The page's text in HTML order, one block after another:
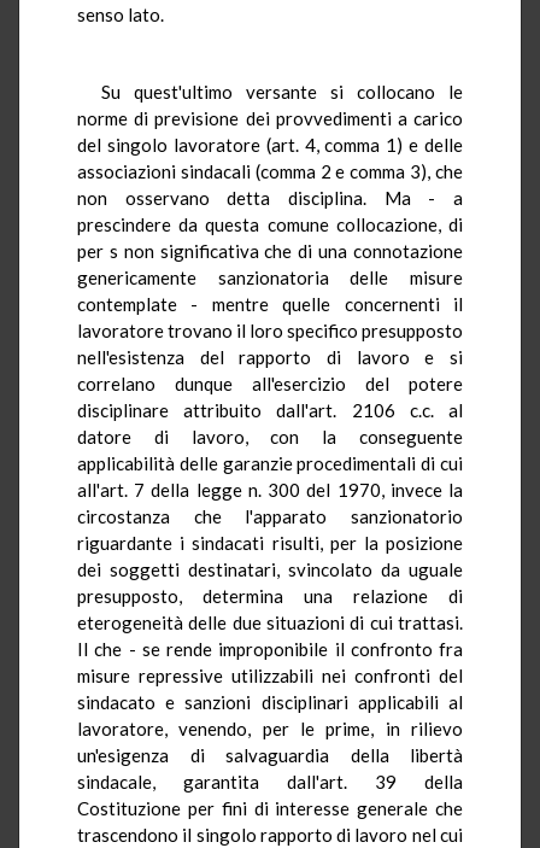
senso lato.
Su quest'ultimo versante si collocano le
norme di previsione dei provvedimenti a carico
del singolo lavoratore (art. 4, comma 1) e delle
associazioni sindacali (comma 2 e comma 3), che
non osservano detta disciplina. Ma - a
prescindere da questa comune collocazione, di
per s non significativa che di una connotazione
genericamente sanzionatoria delle misure
contemplate - mentre quelle concernenti il
lavoratore trovano il loro specifico presupposto
nell'esistenza del rapporto di lavoro e si
correlano dunque all'esercizio del potere
disciplinare attribuito dall'art. 2106 c.c. al
datore di lavoro, con la conseguente
applicabilità delle garanzie procedimentali di cui
all'art. 7 della legge n. 300 del 1970, invece la
circostanza che l'apparato sanzionatorio
riguardante i sindacati risulti, per la posizione
dei soggetti destinatari, svincolato da uguale
presupposto, determina una relazione di
eterogeneità delle due situazioni di cui trattasi.
Il che - se rende improponibile il confronto fra
misure repressive utilizzabili nei confronti del
sindacato e sanzioni disciplinari applicabili al
lavoratore, venendo, per le prime, in rilievo
un'esigenza di salvaguardia della libertà
sindacale, garantita dall'art. 39 della
Costituzione per fini di interesse generale che
trascendono il singolo rapporto di lavoro nel cui